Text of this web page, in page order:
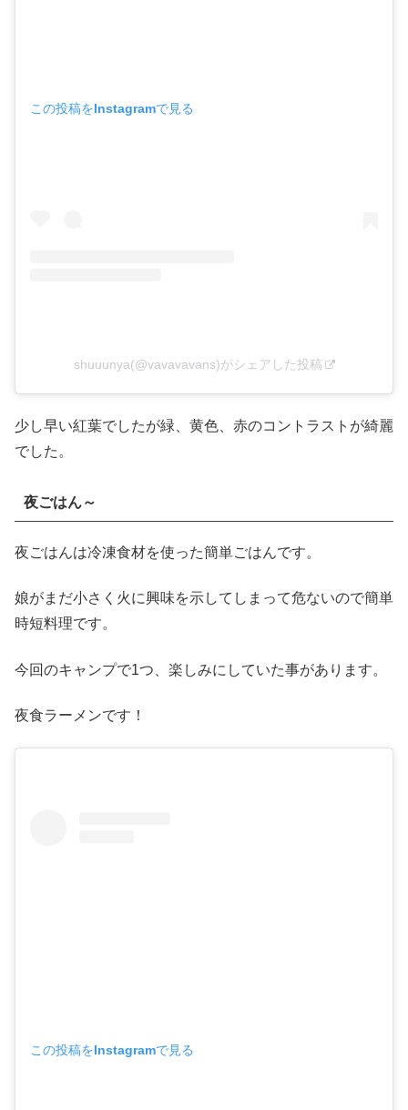
この投稿をInstagramで見る
shuuunya(@vavavavans)がシェアした投稿
少し早い紅葉でしたが緑、黄色、赤のコントラストが綺麗
でした。
夜ごはん～
夜ごはんは冷凍食材を使った簡単ごはんです。
娘がまだ小さく火に興味を示してしまって危ないので簡単
時短料理です。
今回のキャンプで1つ、楽しみにしていた事があります。
夜食ラーメンです！
この投稿をInstagramで見る